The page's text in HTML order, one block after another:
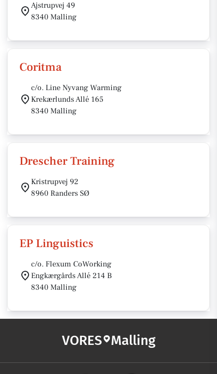
Ajstrupvej 49
8340 Malling
Coritma
c/o. Line Nyvang Warming
Krekærlunds Allé 165
8340 Malling
Drescher Training
Kristrupvej 92
8960 Randers SØ
EP Linguistics
c/o. Flexum CoWorking
Engkærgårds Allé 214 B
8340 Malling
VORES Malling